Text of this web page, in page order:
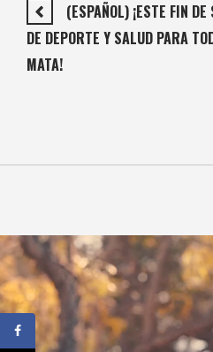
(ESPAÑOL) ¡ESTE FIN
DE DEPORTE Y SALUD PARA
MATA!